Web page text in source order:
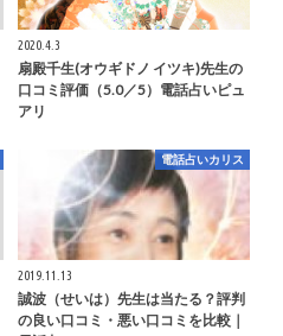
2020.4.3
扇殿千生(オウギドノ イツキ)先生の
口コミ評価（5.0／5）電話占いピュ
アリ
電話占いカリス
2019.11.13
誠波（せいは）先生は当たる？評判
の良い口コミ・悪い口コミを比較｜